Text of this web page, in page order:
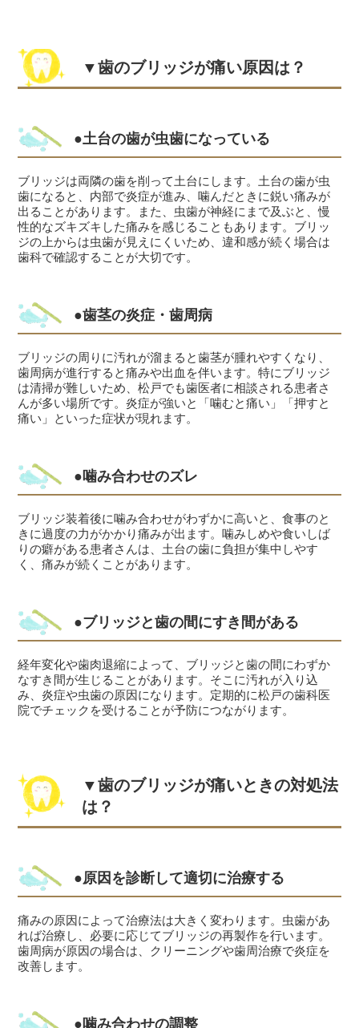
▼歯のブリッジが痛い原因は？
●土台の歯が虫歯になっている
ブリッジは両隣の歯を削って土台にします。土台の歯が虫
歯になると、内部で炎症が進み、噛んだときに鋭い痛みが
出ることがあります。また、虫歯が神経にまで及ぶと、慢
性的なズキズキした痛みを感じることもあります。ブリッ
ジの上からは虫歯が見えにくいため、違和感が続く場合は
歯科で確認することが大切です。
●歯茎の炎症・歯周病
ブリッジの周りに汚れが溜まると歯茎が腫れやすくなり、
歯周病が進行すると痛みや出血を伴います。特にブリッジ
は清掃が難しいため、松戸でも歯医者に相談される患者さ
んが多い場所です。炎症が強いと「噛むと痛い」「押すと
痛い」といった症状が現れます。
●噛み合わせのズレ
ブリッジ装着後に噛み合わせがわずかに高いと、食事のと
きに過度の力がかかり痛みが出ます。噛みしめや食いしば
りの癖がある患者さんは、土台の歯に負担が集中しやす
く、痛みが続くことがあります。
●ブリッジと歯の間にすき間がある
経年変化や歯肉退縮によって、ブリッジと歯の間にわずか
なすき間が生じることがあります。そこに汚れが入り込
み、炎症や虫歯の原因になります。定期的に松戸の歯科医
院でチェックを受けることが予防につながります。
▼歯のブリッジが痛いときの対処法
は？
●原因を診断して適切に治療する
痛みの原因によって治療法は大きく変わります。虫歯があ
れば治療し、必要に応じてブリッジの再製作を行います。
歯周病が原因の場合は、クリーニングや歯周治療で炎症を
改善します。
●噛み合わせの調整